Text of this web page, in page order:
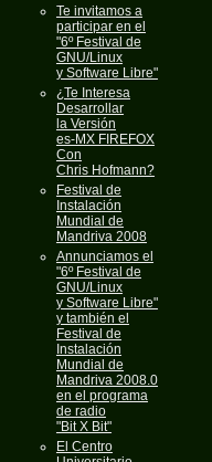
Te invitamos a
participar en el
"6º Festival de
GNU/Linux
y Software Libre"
¿Te Interesa
Desarrollar
la Versión
es-MX FIREFOX
Con
Chris Hofmann?
Festival de
Instalación
Mundial de
Mandriva 2008
Annunciamos el
"6º Festival de
GNU/Linux
y Software Libre"
y también el
Festival de
Instalación
Mundial de
Mandriva 2008.0
en el programa
de radio
"Bit X Bit"
El Centro